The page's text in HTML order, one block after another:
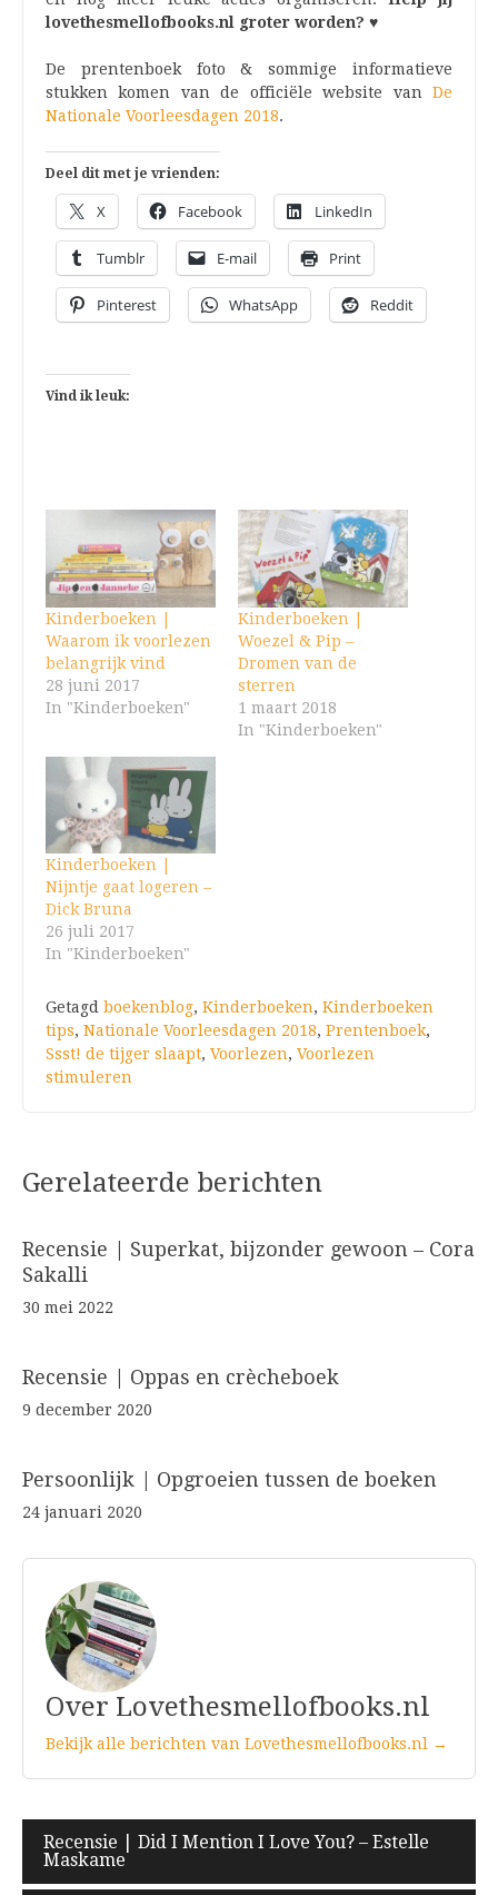
lovethesmellofbooks.nl groter worden? ♥
De prentenboek foto & sommige informatieve
stukken komen van de officiële website van De
Nationale Voorleesdagen 2018.
Deel dit met je vrienden:
X Facebook LinkedIn
Tumblr E-mail Print
Pinterest WhatsApp Reddit
Vind ik leuk:
Kinderboeken |
Waarom ik voorlezen
belangrijk vind
28 juni 2017
In "Kinderboeken"
Kinderboeken |
Woezel & Pip –
Dromen van de
sterren
1 maart 2018
In "Kinderboeken"
Kinderboeken |
Nijntje gaat logeren –
Dick Bruna
26 juli 2017
In "Kinderboeken"
Getagd boekenblog, Kinderboeken, Kinderboeken
tips, Nationale Voorleesdagen 2018, Prentenboek,
Ssst! de tijger slaapt, Voorlezen, Voorlezen
stimuleren
Gerelateerde berichten
Recensie | Superkat, bijzonder gewoon – Cora
Sakalli
30 mei 2022
Recensie | Oppas en crècheboek
9 december 2020
Persoonlijk | Opgroeien tussen de boeken
24 januari 2020
Over Lovethesmellofbooks.nl
Bekijk alle berichten van Lovethesmellofbooks.nl →
Bericht
navigatie
Recensie | Did I Mention I Love You? – Estelle
Maskame